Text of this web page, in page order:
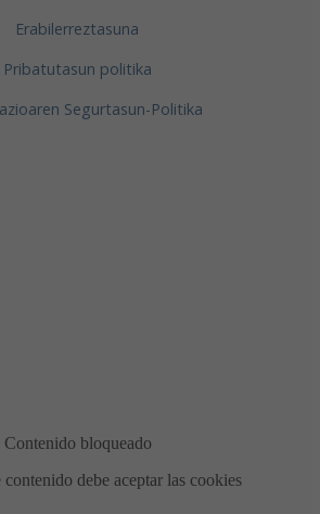
Erabilerreztasuna
Pribatutasun politika
Segurtasun-Politika